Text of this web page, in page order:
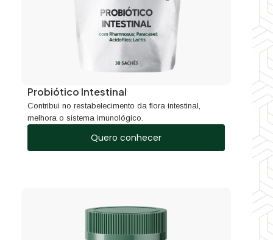
Probiótico Intestinal
Contribui no restabelecimento da flora intestinal,
melhora o sistema imunológico.
Quero conhecer